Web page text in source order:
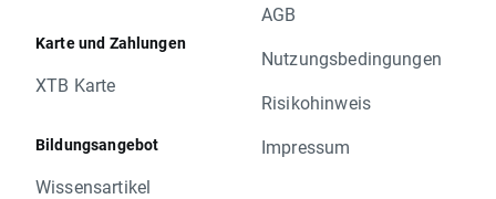
Karte und Zahlungen
XTB Karte
Bildungsangebot
Wissensartikel
AGB
Nutzungsbedingungen
Risikohinweis
Impressum